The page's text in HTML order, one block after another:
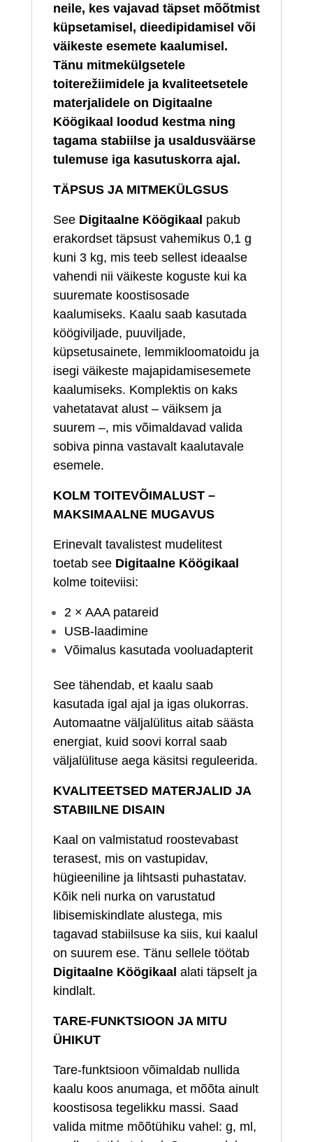
neile, kes vajavad täpset mõõtmist
küpsetamisel, dieedipidamisel või
väikeste esemete kaalumisel.
Tänu mitmekülgsetele
toiterežiimidele ja kvaliteetsetele
materjalidele on Digitaalne
Köögikaal loodud kestma ning
tagama stabiilse ja usaldusväärse
tulemuse iga kasutuskorra ajal.
TÄPSUS JA MITMEKÜLGSUS
See Digitaalne Köögikaal pakub
erakordset täpsust vahemikus 0,1 g
kuni 3 kg, mis teeb sellest ideaalse
vahendi nii väikeste koguste kui ka
suuremate koostisosade
kaalumiseks. Kaalu saab kasutada
köögiviljade, puuviljade,
küpsetusainete, lemmikloomatoidu ja
isegi väikeste majapidamisesemete
kaalumiseks. Komplektis on kaks
vahetatavat alust – väiksem ja
suurem –, mis võimaldavad valida
sobiva pinna vastavalt kaalutavale
esemele.
KOLM TOITEVÕIMALUST –
MAKSIMAALNE MUGAVUS
Erinevalt tavalistest mudelitest
toetab see Digitaalne Köögikaal
kolme toiteviisi:
2 × AAA patareid
USB‑laadimine
Võimalus kasutada vooluadapterit
See tähendab, et kaalu saab
kasutada igal ajal ja igas olukorras.
Automaatne väljalülitus aitab säästa
energiat, kuid soovi korral saab
väljalülituse aega käsitsi reguleerida.
KVALITEETSED MATERJALID JA
STABIILNE DISAIN
Kaal on valmistatud roostevabast
terasest, mis on vastupidav,
hügieeniline ja lihtsasti puhastatav.
Kõik neli nurka on varustatud
libisemiskindlate alustega, mis
tagavad stabiilsuse ka siis, kui kaalul
on suurem ese. Tänu sellele töötab
Digitaalne Köögikaal alati täpselt ja
kindlalt.
TARE-FUNKTSIOON JA MITU
ÜHIKUT
Tare‑funktsioon võimaldab nullida
kaalu koos anumaga, et mõõta ainult
koostisosa tegelikku massi. Saad
valida mitme mõõtühiku vahel: g, ml,